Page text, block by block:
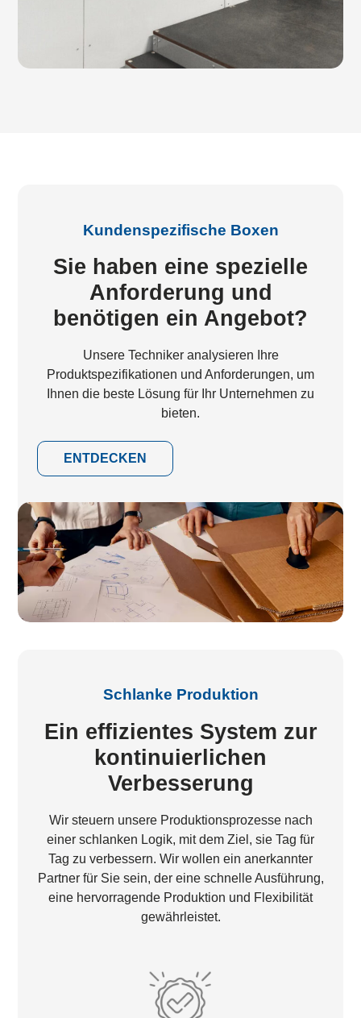
Kundenspezifische Boxen
Sie haben eine spezielle
Anforderung und
benötigen ein Angebot?
Unsere Techniker analysieren Ihre
Produktspezifikationen und Anforderungen, um
Ihnen die beste Lösung für Ihr Unternehmen zu
bieten.
ENTDECKEN
Schlanke Produktion
Ein effizientes System zur
kontinuierlichen
Verbesserung
Wir steuern unsere Produktionsprozesse nach
einer schlanken Logik, mit dem Ziel, sie Tag für
Tag zu verbessern. Wir wollen ein anerkannter
Partner für Sie sein, der eine schnelle Ausführung,
eine hervorragende Produktion und Flexibilität
gewährleistet.